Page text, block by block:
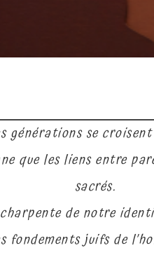
générations se
que les liens entre
sacrés.
de notre
juifs de